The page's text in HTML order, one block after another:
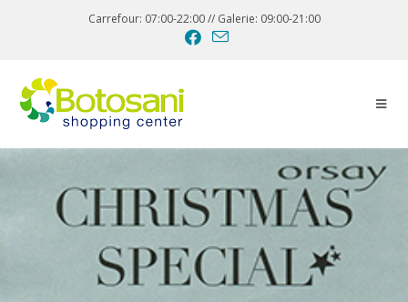
Carrefour: 07:00-22:00 // Galerie: 09:00-21:00